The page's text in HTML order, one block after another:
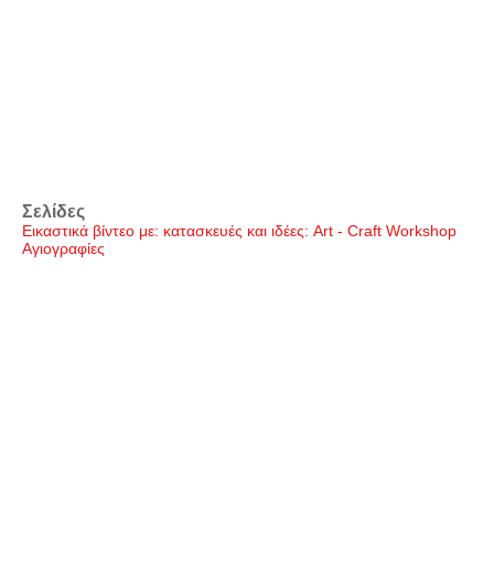
Σελίδες
Εικαστικά βίντεο με: κατασκευές και ιδέες: Art - Craft Workshop
Αγιογραφίες